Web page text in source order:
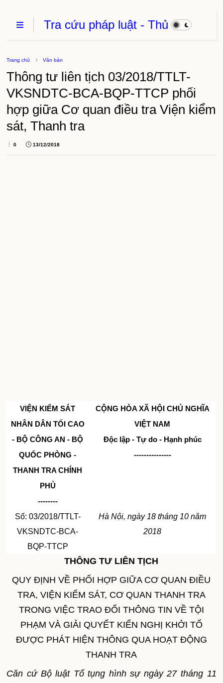
Tra cứu pháp luật - Thủ
thuật phần mềm
Trang chủ Văn bản
Thông tư liên tịch 03/2018/TTLT-
VKSNDTC-BCA-BQP-TTCP phối
hợp giữa Cơ quan điều tra Viện kiểm
sát, Thanh tra
0 13/12/2018
VIỆN KIỂM SÁT
NHÂN DÂN TỐI CAO
- BỘ CÔNG AN - BỘ
QUỐC PHÒNG -
THANH TRA CHÍNH
PHỦ
--------
CỘNG HÒA XÃ HỘI CHỦ NGHĨA
VIỆT NAM
Độc lập - Tự do - Hạnh phúc
---------------
Số: 03/2018/TTLT-
VKSNDTC-BCA-
BQP-TTCP
Hà Nội, ngày 18 tháng 10 năm
2018
THÔNG TƯ LIÊN TỊCH
QUY ĐỊNH VỀ PHỐI HỢP GIỮA CƠ QUAN ĐIỀU
TRA, VIỆN KIỂM SÁT, CƠ QUAN THANH TRA
TRONG VIỆC TRAO ĐỔI THÔNG TIN VỀ TỘI
PHẠM VÀ GIẢI QUYẾT KIẾN NGHỊ KHỞI TỐ
ĐƯỢC PHÁT HIỆN THÔNG QUA HOẠT ĐỘNG
THANH TRA
Căn cứ Bộ luật Tố tụng hình sự ngày 27 tháng 11